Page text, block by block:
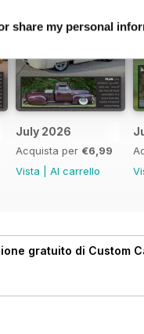
share my personal
July 2026
Acquista per €6,99
Vista
Al carrello
gratuito di Custom